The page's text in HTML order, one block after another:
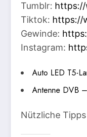
Tumblr: https://
Tiktok: https://
Gewinde:
Instagram:
Auto LED T5-
Antenne DVB
Nützliche